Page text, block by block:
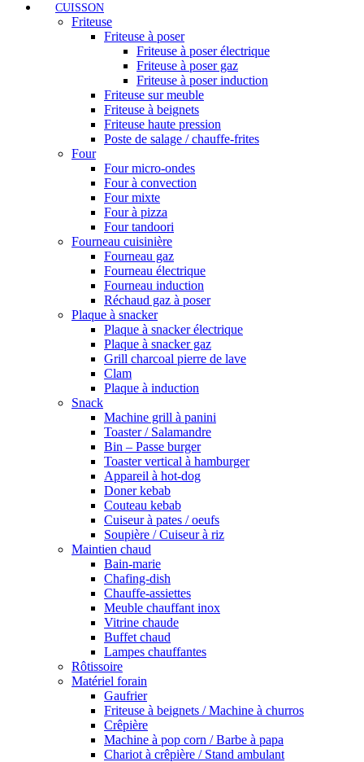
CUISSON
Friteuse
Friteuse à poser
Friteuse à poser électrique
Friteuse à poser gaz
Friteuse à poser induction
Friteuse sur meuble
Friteuse à beignets
Friteuse haute pression
Poste de salage / chauffe-frites
Four
Four micro-ondes
Four à convection
Four mixte
Four à pizza
Four tandoori
Fourneau cuisinière
Fourneau gaz
Fourneau électrique
Fourneau induction
Réchaud gaz à poser
Plaque à snacker
Plaque à snacker électrique
Plaque à snacker gaz
Grill charcoal pierre de lave
Clam
Plaque à induction
Snack
Machine grill à panini
Toaster / Salamandre
Bin – Passe burger
Toaster vertical à hamburger
Appareil à hot-dog
Doner kebab
Couteau kebab
Cuiseur à pates / oeufs
Soupière / Cuiseur à riz
Maintien chaud
Bain-marie
Chafing-dish
Chauffe-assiettes
Meuble chauffant inox
Vitrine chaude
Buffet chaud
Lampes chauffantes
Rôtissoire
Matériel forain
Gaufrier
Friteuse à beignets / Machine à churros
Crêpière
Machine à pop corn / Barbe à papa
Chariot à crêpière / Stand ambulant